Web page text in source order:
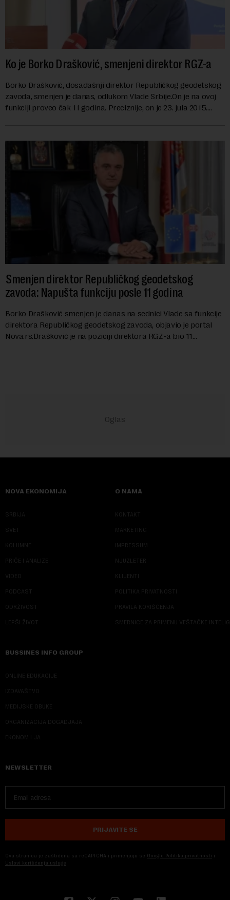
Ko je Borko Drašković, smenjeni direktor RGZ-a
Borko Drašković, dosadašnji direktor Republičkog geodetskog
zavoda, smenjen je danas, odlukom Vlade Srbije.On je na ovoj
funkciji proveo čak 11 godina. Preciznije, on je 23. jula 2015.
Smenjen direktor Republičkog geodetskog
zavoda: Napušta funkciju posle 11 godina
Borko Drašković smenjen je danas na sednici Vlade sa funkcije
direktora Republičkog geodetskog zavoda, objavio je portal
Nova.rs.Drašković je na poziciji direktora RGZ-a bio 11
NOVA EKONOMIJA
SRBIJA
SVET
KOLUMNE
PRIČE I ANALIZE
VIDEO
PODCAST
ODRŽIVOST
LEPŠI ŽIVOT
O NAMA
KONTAKT
MARKETING
IMPRESSUM
NJUZLETER
KLIJENTI
POLITIKA PRIVATNOSTI
PRAVILA KORIŠĆENJA
SMERNICE ZA PRIMENU VEŠTAČKE
BUSSINES INFO GROUP
ONLINE EDUKACIJE
IZDAVAŠTVO
MEDIJSKE OBUKE
ORGANIZACIJA DOGADJAJA
EKONOM I JA
NEWSLETTER
PRIJAVITE SE
Ova stranica je zaštićena sa reCAPTCHA i primenjuju se Google Politika privatnosti i
Uslovi korišćenja usluge